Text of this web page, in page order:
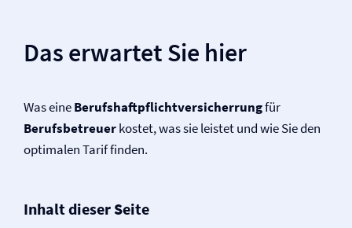
Das erwartet Sie hier
Was eineBerufs­haftpflichtversicherrungfür
Berufsbetreuerkostet, was sie leistet und wie Sie den
optimalen Tarif finden.
Inhalt dieser Seite